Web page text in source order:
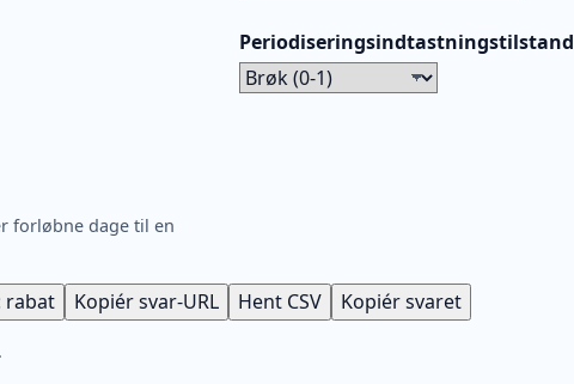
Periodiseringsindtastningstilstand
forløbne dage til en
rabat Kopiér svar-URL Hent CSV Kopiér svaret